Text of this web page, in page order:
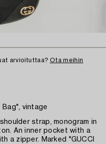
arvioituttaa? Ota meihin
vintage
strap, monogram in
An inner pocket with a
a zipper. Marked "GUCCI